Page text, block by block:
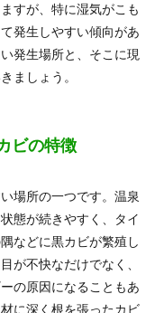
すが、特に湿気がこも
発生しやすい傾向があ
発生場所と、そこに現
ましょう。
ビの特徴
場所の一つです。温泉
態が続きやすく、タイ
などに黒カビが繁殖し
が不快なだけでなく、
の原因になることもあ
に深く根を張ったカビ